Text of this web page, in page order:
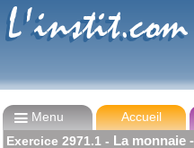
L'instit.com
L'instit.com
Menu Accueil
Exercice 2971.1 - La monnaie